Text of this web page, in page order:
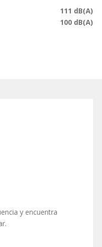
111 dB(A)
100 dB(A)
y encuentra